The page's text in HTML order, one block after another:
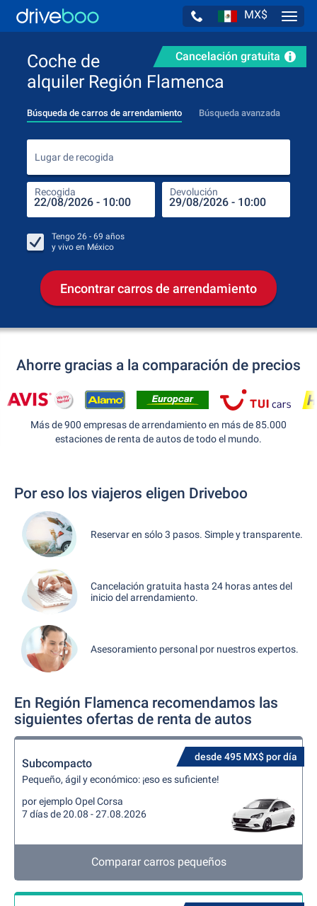
MX$
Cancelación gratuita
Coche de
alquiler Región Flamenca
Búsqueda de carros de arrendamiento Búsqueda avanzada
Lugar de recogida
Recogida Devolución
Tengo 26 - 69 años
y vivo en México
Encontrar carros de arrendamiento
Ahorre gracias a la comparación de precios
Más de 900 empresas de arrendamiento en más de 85.000
estaciones de renta de autos de todo el mundo.
Por eso los viajeros eligen Driveboo
Reservar en sólo 3 pasos. Simple y transparente.
Cancelación gratuita hasta 24 horas antes del
inicio del arrendamiento.
Asesoramiento personal por nuestros expertos.
En Región Flamenca recomendamos las
siguientes ofertas de renta de autos
desde 495 MX$ por día
Subcompacto
Pequeño, ágil y económico: ¡eso es suficiente!
por ejemplo Opel Corsa
7 días de 20.08 - 27.08.2026
Comparar carros pequeños